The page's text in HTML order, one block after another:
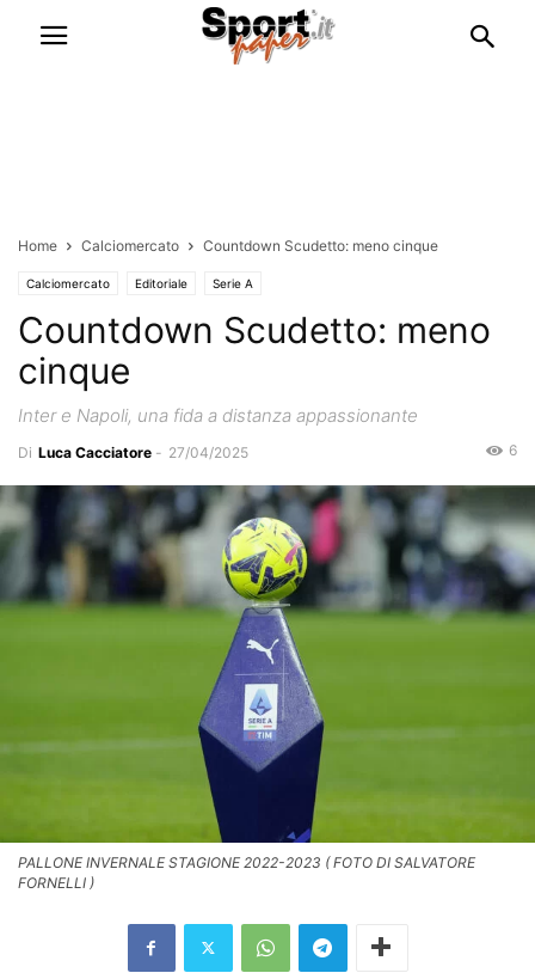
Home Calciomercato Countdown Scudetto: meno cinque
Calciomercato Editoriale Serie A
Countdown Scudetto: meno
cinque
Inter e Napoli, una fida a distanza appassionante
Di Luca Cacciatore - 27/04/2025 6
PALLONE INVERNALE STAGIONE 2022-2023 ( FOTO DI SALVATORE
FORNELLI )